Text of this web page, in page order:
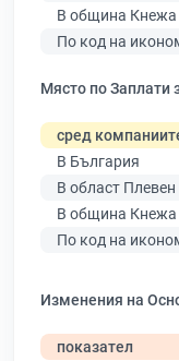
В община Кнежа
По код на
Място по Заплати
сред
В България
В област Плевен
В община Кнежа
По код на
Изменения на
показател